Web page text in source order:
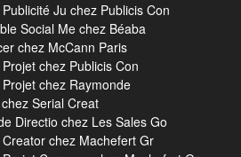
Ju chez Publicis Con
Social Me chez Béaba
chez McCann Paris
chez Publicis Con
chez Raymonde
Serial Creat
Directio chez Les Sales Go
chez Machefert Gr